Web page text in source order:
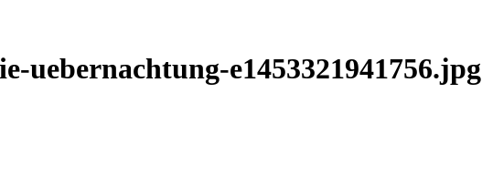
uebernachtung-e1453321941756.jpg